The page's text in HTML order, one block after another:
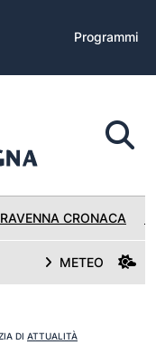
Programmi
RAVENNA CRONACA
METEO
DI ATTUALITÀ